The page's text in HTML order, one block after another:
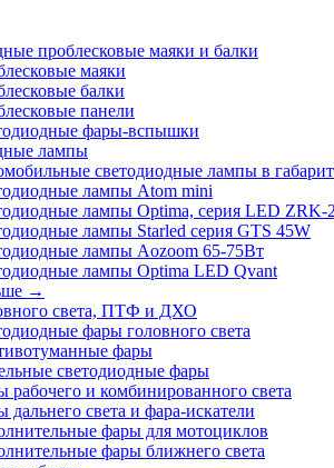
проблесковые маяки и балки
маяки
балки
панели
фары-вспышки
лампы
светодиодные лампы в
лампы Atom mini
лампы Optima, серия LED ZRK-
лампы Starled серия GTS 45W
лампы Aozoom 65-75Вт
лампы Optima LED Qvant
→
света, ПТФ и ДХО
фары головного света
фары
светодиодные фары
рабочего и комбинированного света
дальнего света и фара-искатели
фары для мотоциклов
фары ближнего света